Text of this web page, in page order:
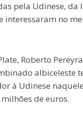
pela Udinese,
interessaram no
Roberto
à Udinese
de euros.